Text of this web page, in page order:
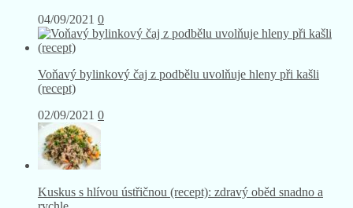
04/09/2021 0
Voňavý bylinkový čaj z podbělu uvolňuje hleny při kašli
(recept)
02/09/2021 0
Kuskus s hlívou ústřičnou (recept): zdravý oběd snadno a